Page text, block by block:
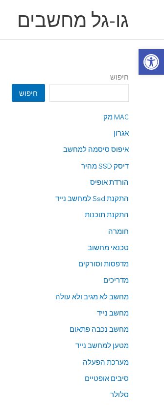
פתח סרגל נגישות
גו-גל מחשבים
חיפוש
חיפוש
MAC מק
אגרון
איפוס סיסמה למחשב
דיסק SSD מהיר
הורדת אופיס
התקנת Ssd למחשב נייד
התקנת תוכנות
חומרה
טכנאי מחשוב
מדפסות וסורקים
מדריכים
מחשב לא מגיב ולא עולה
מחשב נייד
מחשב נכבה פתאום
מטען למחשב נייד
מערכת הפעלה
סיבים אופטיים
סלולר